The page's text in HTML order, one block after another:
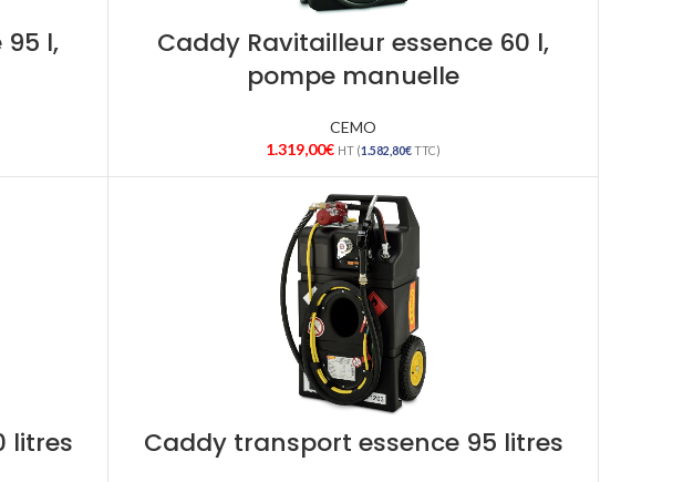
l,
Caddy Ravitailleur essence 60 l,
pompe manuelle
CEMO
1.319,00€ HT (1.582,80€TTC)
litres Caddy transport essence 95 litres